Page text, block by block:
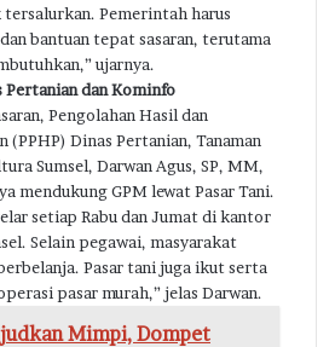
Pemerintah harus
bantuan tepat sasaran, terutama
ujarnya.
Pertanian dan Kominfo
Pengolahan Hasil dan
(PPHP) Dinas Pertanian, Tanaman
Sumsel, Darwan Agus, SP, MM,
mendukung GPM lewat Pasar Tani.
setiap Rabu dan Jumat di kantor
Selain pegawai, masyarakat
Pasar tani juga ikut serta
pasar murah,” jelas Darwan.
Mimpi, Dompet